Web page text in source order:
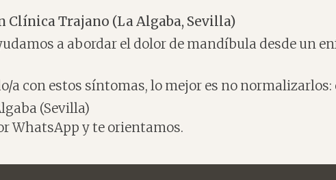
Clínica Trajano (La Algaba, Sevilla)
a abordar el dolor de mandíbula desde un
a con estos síntomas, lo mejor es no
(Sevilla)
WhatsApp y te orientamos.